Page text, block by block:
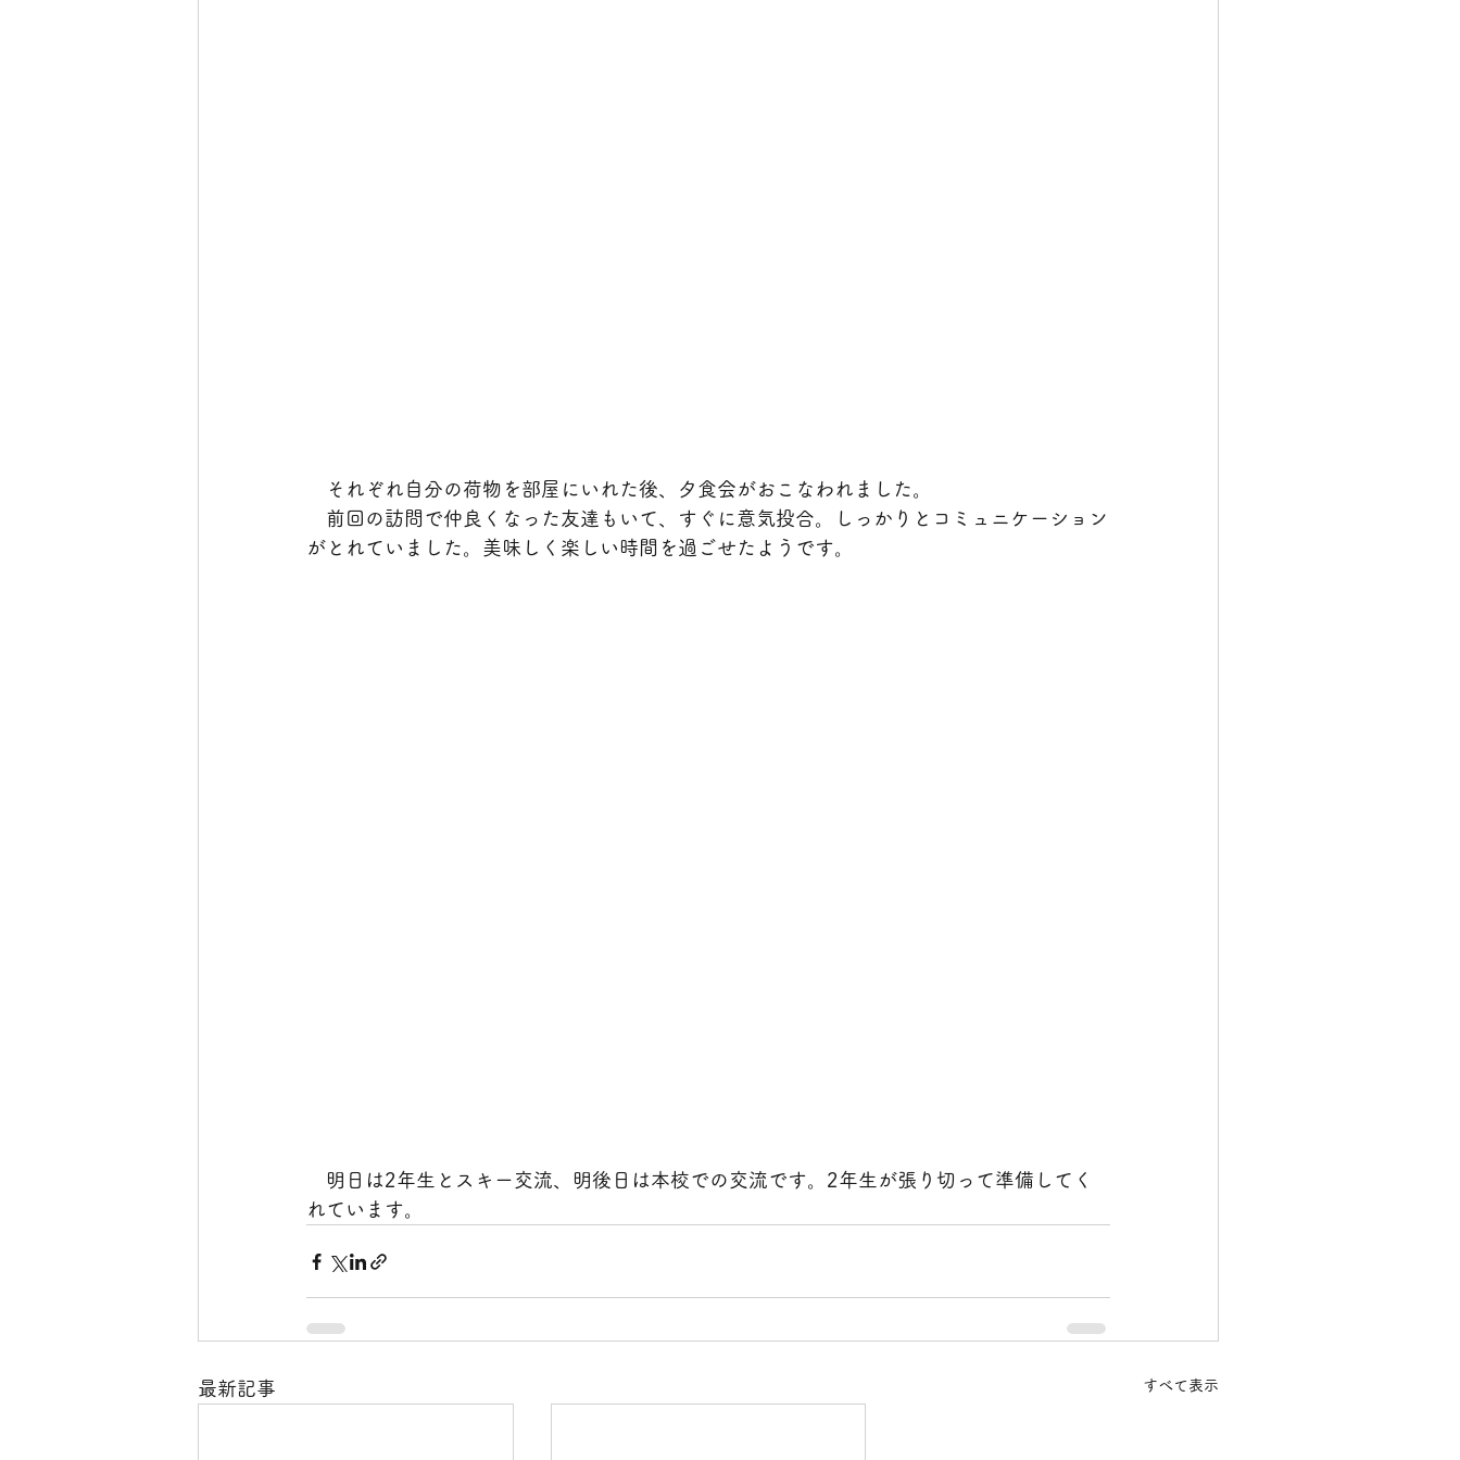
それぞれ自分の荷物を部屋にいれた後、夕食会がおこなわれました。
前回の訪問で仲良くなった友達もいて、すぐに意気投合。しっかりとコミュニケーション
がとれていました。美味しく楽しい時間を過ごせたようです。
明日は2年生とスキー交流、明後日は本校での交流です。2年生が張り切って準備してく
れています。
最新記事 すべて表示